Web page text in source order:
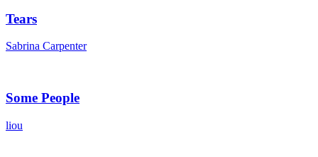
Tears
Sabrina Carpenter
Some People
liou